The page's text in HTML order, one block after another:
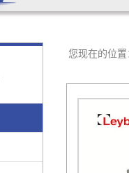
水环真空泵-
阿特拉斯·科普
您现在的位置